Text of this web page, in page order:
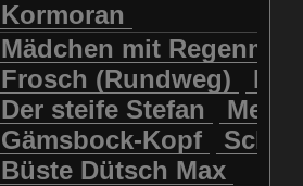
Kormoran
Mädchen mit
Frosch (Rundweg)
Der steife Stefan
Gämsbock-Kopf
Büste Dütsch Max